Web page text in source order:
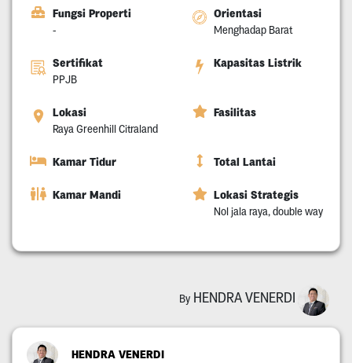
Fungsi Properti
-
Orientasi
Menghadap Barat
Sertifikat
PPJB
Kapasitas Listrik
Lokasi
Raya Greenhill Citraland
Fasilitas
Kamar Tidur Total Lantai
Kamar Mandi Lokasi Strategis
Nol jala raya, double way
By HENDRA VENERDI
HENDRA VENERDI